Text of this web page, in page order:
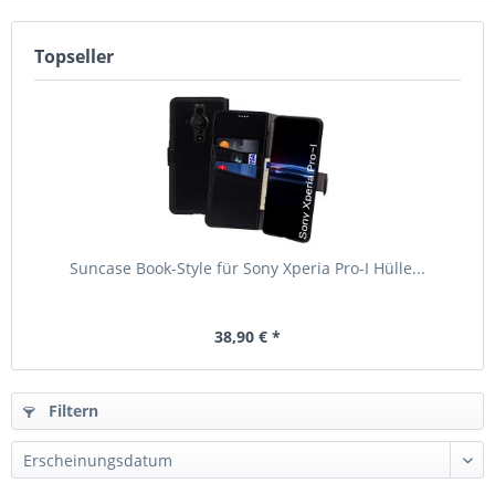
Topseller
Suncase Book-Style für Sony Xperia Pro-I Hülle...
38,90 € *
Filtern